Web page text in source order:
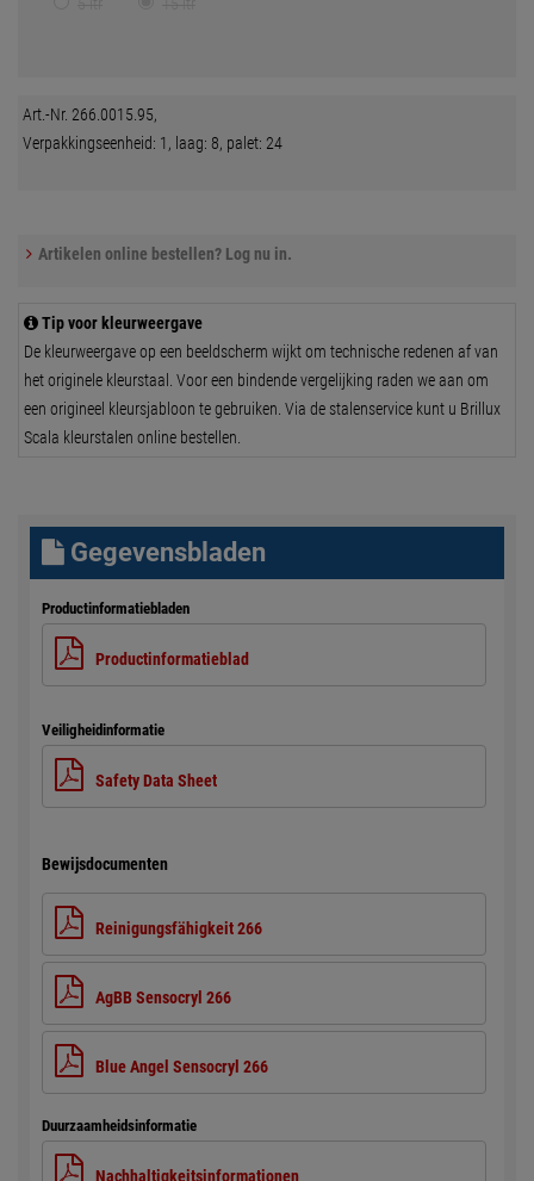
Art.-Nr. 266.0015.95,
Verpakkingseenheid: 1, laag: 8, palet: 24
Artikelen online bestellen? Log nu in.
Tip voor kleurweergave
De kleurweergave op een beeldscherm wijkt om technische redenen af van
het originele kleurstaal. Voor een bindende vergelijking raden we aan om
een origineel kleursjabloon te gebruiken. Via de stalenservice kunt u Brillux
Scala kleurstalen online bestellen.
Gegevensbladen
Productinformatiebladen
Productinformatieblad
Veiligheidinformatie
Safety Data Sheet
Bewijsdocumenten
Reinigungsfähigkeit 266
AgBB Sensocryl 266
Blue Angel Sensocryl 266
Duurzaamheidsinformatie
Nachhaltigkeitsinformationen